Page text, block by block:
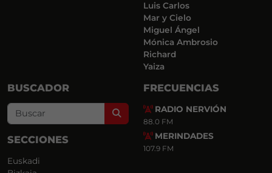
Luis Carlos
Mar y Cielo
Miguel Ángel
Mónica Ambrosio
Richard
Yaiza
BUSCADOR
Search
SECCIONES
Euskadi
FRECUENCIAS
RADIO NERVIÓN
88.0 FM
MERINDADES
107.9 FM